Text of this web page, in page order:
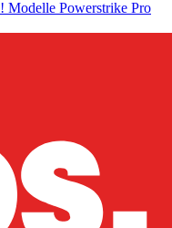
! Modelle Powerstrike Pro